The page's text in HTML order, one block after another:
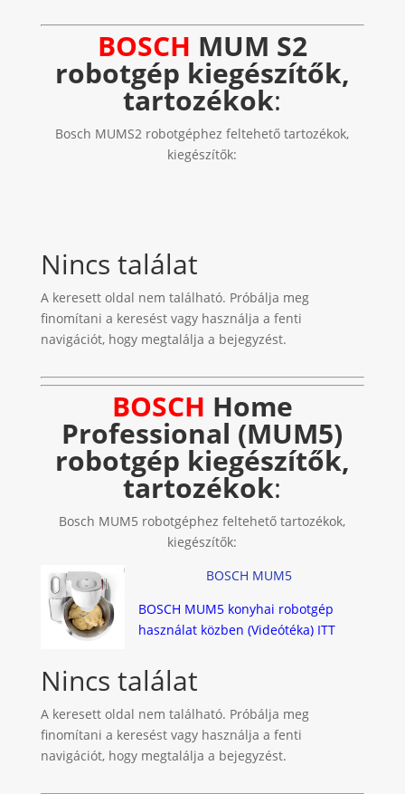
BOSCH MUM S2
robotgép kiegészítők,
tartozékok:
Bosch MUMS2 robotgéphez feltehető tartozékok,
kiegészítők:
Nincs találat
A keresett oldal nem található. Próbálja meg
finomítani a keresést vagy használja a fenti
navigációt, hogy megtalálja a bejegyzést.
BOSCH Home
Professional (MUM5)
robotgép kiegészítők,
tartozékok:
Bosch MUM5 robotgéphez feltehető tartozékok,
kiegészítők:
BOSCH MUM5
BOSCH MUM5 konyhai robotgép
használat közben (Videótéka) ITT
Nincs találat
A keresett oldal nem található. Próbálja meg
finomítani a keresést vagy használja a fenti
navigációt, hogy megtalálja a bejegyzést.